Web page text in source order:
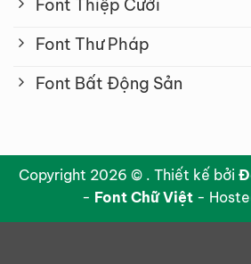
Font Thiệp Cưới
Font Thư Pháp
Font Bất Động Sản
Copyright 2026 © . Thiết kế bởi
- Font Chữ Việt-